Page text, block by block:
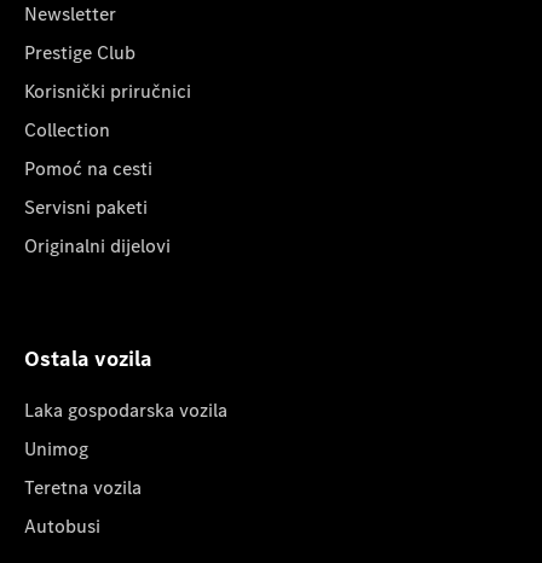
Newsletter
Prestige Club
Korisnički priručnici
Collection
Pomoć na cesti
Servisni paketi
Originalni dijelovi
Ostala vozila
Laka gospodarska vozila
Unimog
Teretna vozila
Autobusi